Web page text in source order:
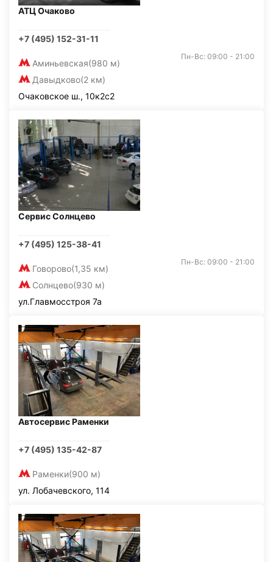
АТЦ Очаково
+7 (495) 152-31-11
Аминьевская(980 м)
Давыдково(2 км)
Пн-Вс: 09:00 - 21:00
Очаковское ш., 10к2с2
Сервис Солнцево
+7 (495) 125-38-41
Говорово(1,35 км)
Солнцево(930 м)
Пн-Вс: 09:00 - 21:00
ул.Главмосстроя 7а
Автосервис Раменки
+7 (495) 135-42-87
Раменки(900 м)
ул. Лобачевского, 114